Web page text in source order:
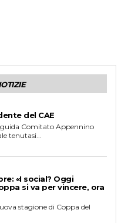
del CAE
Comitato Appennino
tenutasi...
«I social? Oggi
si va per vincere, ora
stagione di Coppa del